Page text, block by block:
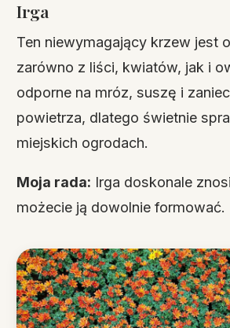
Irga
Ten niewymagający krzew jest
zarówno z liści, kwiatów, jak i
odporne na mróz, suszę i
powietrza, dlatego świetnie
miejskich ogrodach.
Moja rada: Irga doskonale
możecie ją dowolnie formować.